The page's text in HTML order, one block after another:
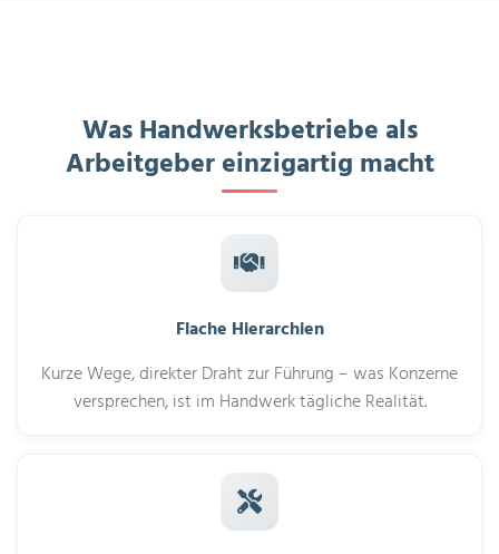
Was Handwerksbetriebe als
Arbeitgeber einzigartig macht
Flache Hierarchien
Kurze Wege, direkter Draht zur Führung – was Konzerne
versprechen, ist im Handwerk tägliche Realität.